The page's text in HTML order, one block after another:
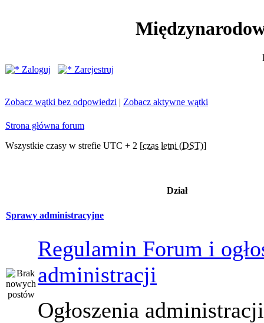
Zaloguj
Zarejestruj
Zobacz wątki bez odpowiedzi | Zobacz aktywne wątki
Strona główna forum
Wszystkie czasy w strefie UTC + 2 [czas letni (DST)]
Dział
Sprawy administracyjne
Regulamin Forum i
administracji
Ogłoszenia